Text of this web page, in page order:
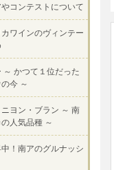
やコンテストについて
ワインのヴィンテー
～ かつて１位だった
今 ～
ヨン・ブラン ～ 南
人気品種 ～
中！南アのグルナッシ